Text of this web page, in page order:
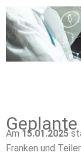
Am15.01.2025
Franken und